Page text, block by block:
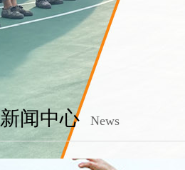
新闻中心 News